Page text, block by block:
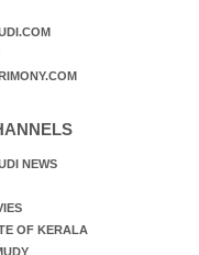
NEWS
OF KERALA